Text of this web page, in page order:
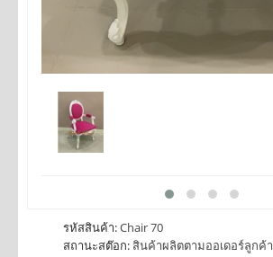
รหัสสินค้า:Chair 70
สถานะสต๊อก: สินค้าผลิตตามออเดอร์ลูกค้า